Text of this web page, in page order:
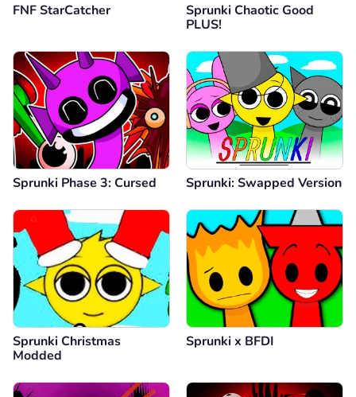
FNF StarCatcher
Sprunki Chaotic Good
PLUS!
Sprunki Phase 3: Cursed Sprunki: Swapped Version
Sprunki Christmas
Modded
Sprunki x BFDI